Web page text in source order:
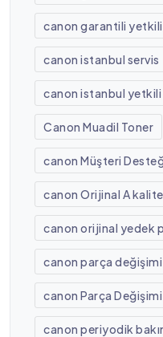
canon garantili yetkili
canon istanbul servis
canon istanbul yetkili
Canon Muadil Toner
canon Müşteri
canon Orijinal A
canon orijinal yedek
canon parça değişimi
canon Parça
canon periyodik